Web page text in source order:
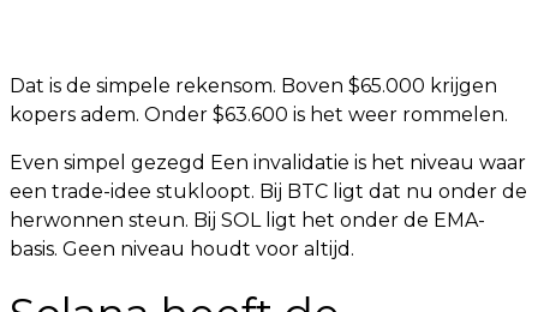
Dat is de simpele rekensom. Boven $65.000 krijgen
kopers adem. Onder $63.600 is het weer rommelen.
Even simpel gezegd Een invalidatie is het niveau waar
een trade-idee stukloopt. Bij BTC ligt dat nu onder de
herwonnen steun. Bij SOL ligt het onder de EMA-
basis. Geen niveau houdt voor altijd.